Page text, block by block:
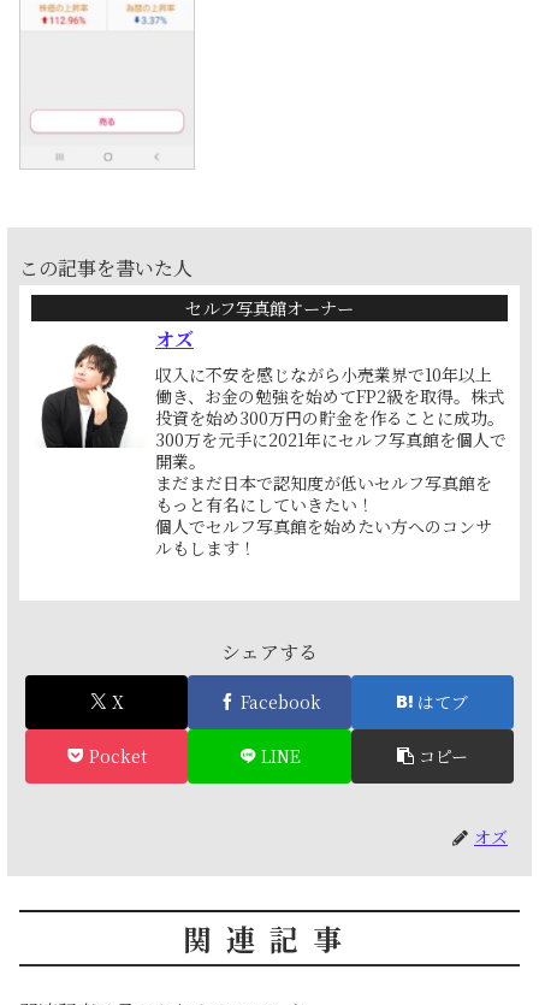
この記事を書いた人
セルフ写真館オーナー
オズ
収入に不安を感じながら小売業界で10年以上
働き、お金の勉強を始めてFP2級を取得。株式
投資を始め300万円の貯金を作ることに成功。
300万を元手に2021年にセルフ写真館を個人で
開業。
まだまだ日本で認知度が低いセルフ写真館を
もっと有名にしていきたい！
個人でセルフ写真館を始めたい方へのコンサ
ルもします！
シェアする
X Facebook はてブ
Pocket LINE コピー
オズ
関連記事